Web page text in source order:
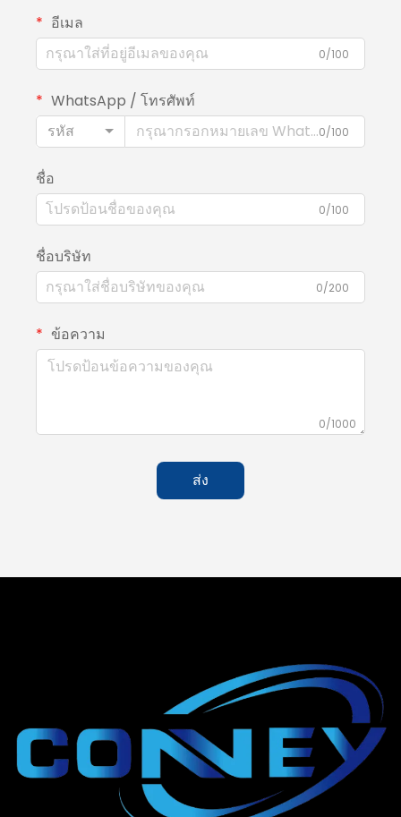
อีเมล
0/100
WhatsApp / โทรศัพท์
รหัส
0/100
ชื่อ
0/100
ชื่อบริษัท
0/200
ข้อความ
0/1000
ส่ง